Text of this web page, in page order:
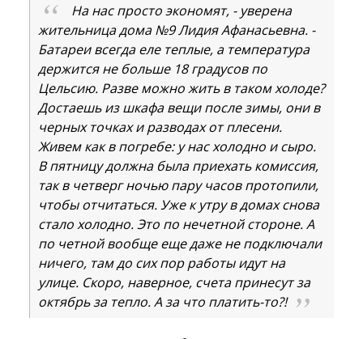
На нас просто экономят, - уверена
жительница дома №9 Лидия Афанасьевна. -
Батареи всегда еле теплые, а температура
держится не больше 18 градусов по
Цельсию. Разве можно жить в таком холоде?
Достаешь из шкафа вещи после зимы, они в
черных точках и разводах от плесени.
Живем как в погребе: у нас холодно и сыро.
В пятницу должна была приехать комиссия,
так в четверг ночью пару часов протопили,
чтобы отчитаться. Уже к утру в домах снова
стало холодно. Это по нечетной стороне. А
по четной вообще еще даже не подключали
ничего, там до сих пор работы идут на
улице. Скоро, наверное, счета принесут за
октябрь за тепло. А за что платить-то?!